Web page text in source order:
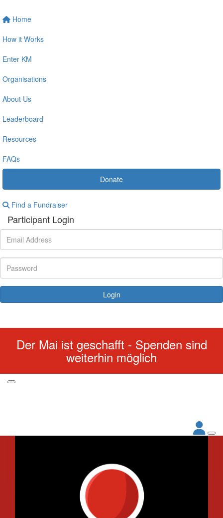
Home
How it Works
Enter KM
Organisations
About Us
Leaderboard
Resources
FAQs
Donate
Find a Fundraiser
Participant Login
Login
Der Mai ist geschafft - Spenden sind
weiterhin möglich